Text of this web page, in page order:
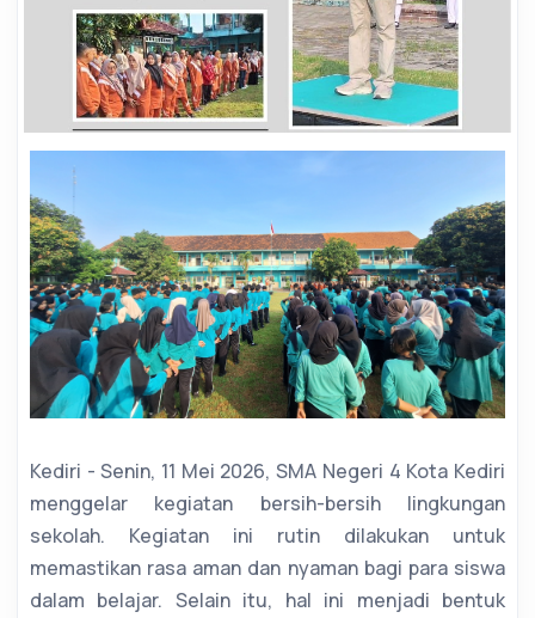
Kediri - Senin, 11 Mei 2026, SMA Negeri 4 Kota Kediri
menggelar kegiatan bersih-bersih lingkungan
sekolah. Kegiatan ini rutin dilakukan untuk
memastikan rasa aman dan nyaman bagi para siswa
dalam belajar. Selain itu, hal ini menjadi bentuk